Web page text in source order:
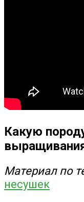
Какую
Материал по
несушек